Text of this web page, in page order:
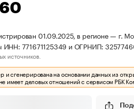
01.09.2025, в регионе — г.
ИНН: 771671125349 и ОГРНИП:
источников.
сгенерирована на основании данных из
имеет деловых отношений с сервисом РБК